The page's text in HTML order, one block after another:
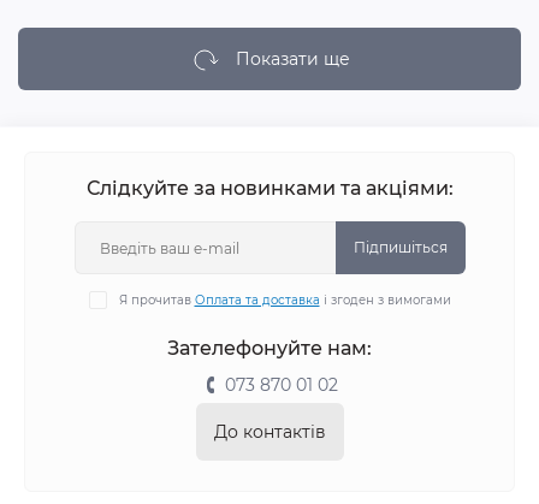
Показати ще
Слідкуйте за новинками та акціями:
Підпишіться
Я прочитав Оплата та доставка і згоден з вимогами
Зателефонуйте нам:
073 870 01 02
До контактів